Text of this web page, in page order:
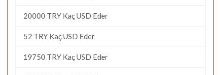
20000 TRY Kaç USD Eder
52 TRY Kaç USD Eder
19750 TRY Kaç USD Eder